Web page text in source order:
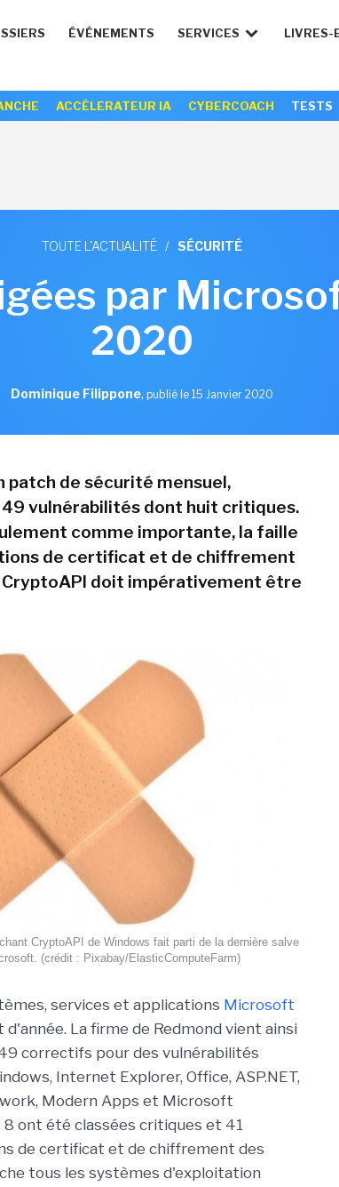
ÉVÉNEMENTS SERVICES LIVRES-
ACCÉLERATEUR IA CYBERCOACH TESTS
TOUTE L'ACTUALITÉ / SÉCURITÉ
par
2020
Dominique Filippone, publié le 15 Janvier 2020
patch de sécurité mensuel,
vulnérabilités dont huit critiques.
comme importante, la faille
de certificat et de chiffrement
CryptoAPI doit impérativement être
CryptoAPI de Windows fait parti de la dernière salve
(crédit : Pixabay/ElasticComputeFarm)
services et applications Microsoft
La firme de Redmond vient ainsi
correctifs pour des vulnérabilités
Internet Explorer, Office, ASP.NET,
Modern Apps et Microsoft
8 ont été classées critiques et 41
de certificat et de chiffrement des
tous les systèmes d'exploitation